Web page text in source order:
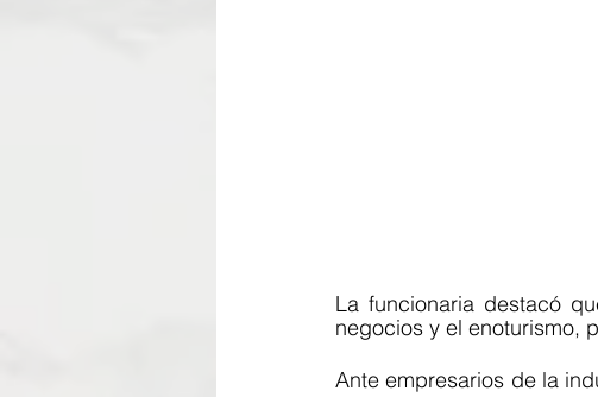
La funcionaria destacó
negocios y el enoturismo,
Ante empresarios de la